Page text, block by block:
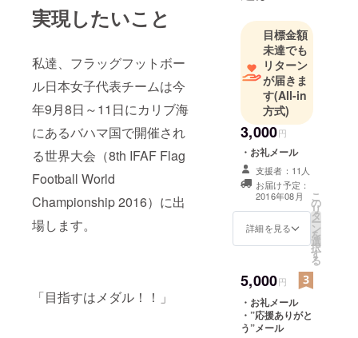
実現したいこと
私達、フラッグフットボー
ル日本女子代表チームは今
年9月8日～11日にカリブ海
にあるバハマ国で開催され
る世界大会（8th IFAF Flag
Football World
Championship 2016）に出
場します。
「目指すはメダル！！」
ンドをお借
りして練習
をしていま
す。
目標金額
未達でも
リターン
が届きま
す(All-in
方式)
3,000円
・お礼メール
支援者：11人
お届け予定：
2016年08月
詳細を見る
こ
の
リ
タ
ー
ン
を
選
択
す
る
5,000円
・お礼メール
・”応援ありがと
う”メール